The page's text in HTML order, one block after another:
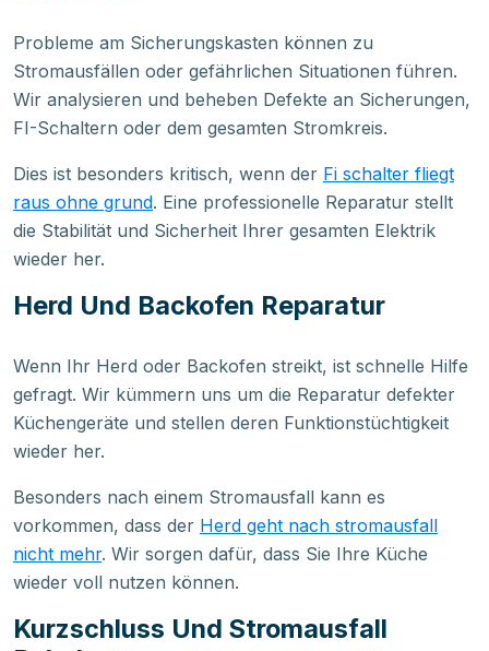
Probleme am Sicherungskasten können zu
Stromausfällen oder gefährlichen Situationen führen.
Wir analysieren und beheben Defekte an Sicherungen,
FI-Schaltern oder dem gesamten Stromkreis.
Dies ist besonders kritisch, wenn der Fi schalter fliegt
raus ohne grund. Eine professionelle Reparatur stellt
die Stabilität und Sicherheit Ihrer gesamten Elektrik
wieder her.
Herd Und Backofen Reparatur
Wenn Ihr Herd oder Backofen streikt, ist schnelle Hilfe
gefragt. Wir kümmern uns um die Reparatur defekter
Küchengeräte und stellen deren Funktionstüchtigkeit
wieder her.
Besonders nach einem Stromausfall kann es
vorkommen, dass der Herd geht nach stromausfall
nicht mehr. Wir sorgen dafür, dass Sie Ihre Küche
wieder voll nutzen können.
Kurzschluss Und Stromausfall